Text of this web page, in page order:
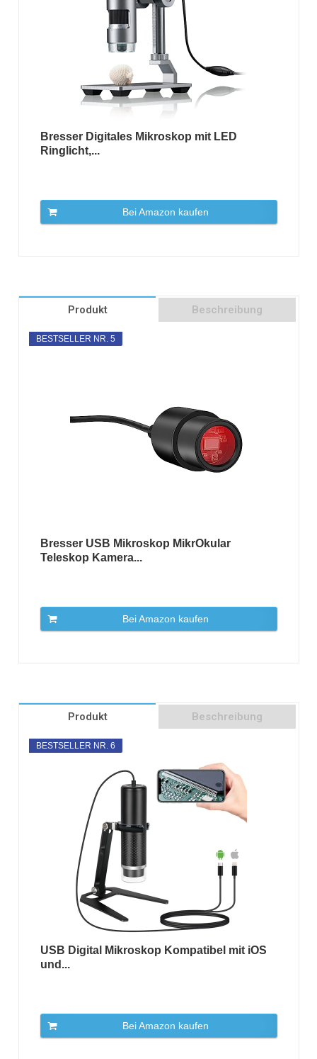
Bresser Digitales Mikroskop mit LED
Ringlicht,...
Bei Amazon kaufen
Produkt Beschreibung
BESTSELLER NR. 5
Bresser USB Mikroskop MikrOkular
Teleskop Kamera...
Bei Amazon kaufen
Produkt Beschreibung
BESTSELLER NR. 6
USB Digital Mikroskop Kompatibel mit iOS
und...
Bei Amazon kaufen